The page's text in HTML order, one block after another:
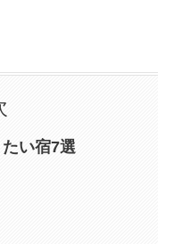
い宿7選